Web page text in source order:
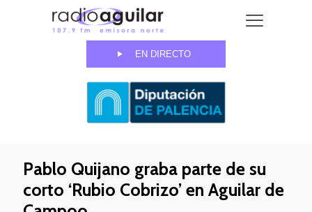
EN DIRECTO
Pablo Quijano graba parte de su
corto ‘Rubio Cobrizo’ en Aguilar de